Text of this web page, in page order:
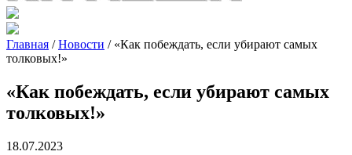
Главная /Новости / «Как побеждать, если убирают самых
толковых!»
«Как побеждать, если убирают самых
толковых!»
18.07.2023